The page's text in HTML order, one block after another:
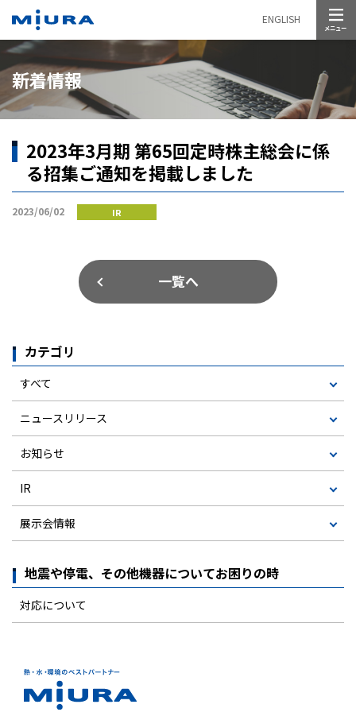
ENGLISH
新着情報
2023年3月期 第65回定時株主総会に係
る招集ご通知を掲載しました
2023/06/02 IR
一覧へ
カテゴリ
すべて
ニュースリリース
お知らせ
IR
展示会情報
地震や停電、その他機器についてお困りの時
対応について